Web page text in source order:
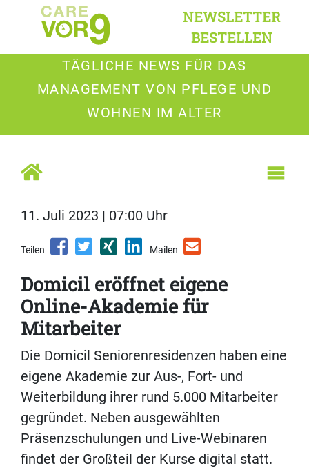
NEWSLETTER
BESTELLEN
TÄGLICHE NEWS FÜR DAS
MANAGEMENT VON PFLEGE UND
WOHNEN IM ALTER
11. Juli 2023 | 07:00 Uhr
Teilen Mailen
Domicil eröffnet eigene
Online-Akademie für
Mitarbeiter
Die Domicil Seniorenresidenzen haben eine
eigene Akademie zur Aus-, Fort- und
Weiterbildung ihrer rund 5.000 Mitarbeiter
gegründet. Neben ausgewählten
Präsenzschulungen und Live-Webinaren
findet der Großteil der Kurse digital statt.